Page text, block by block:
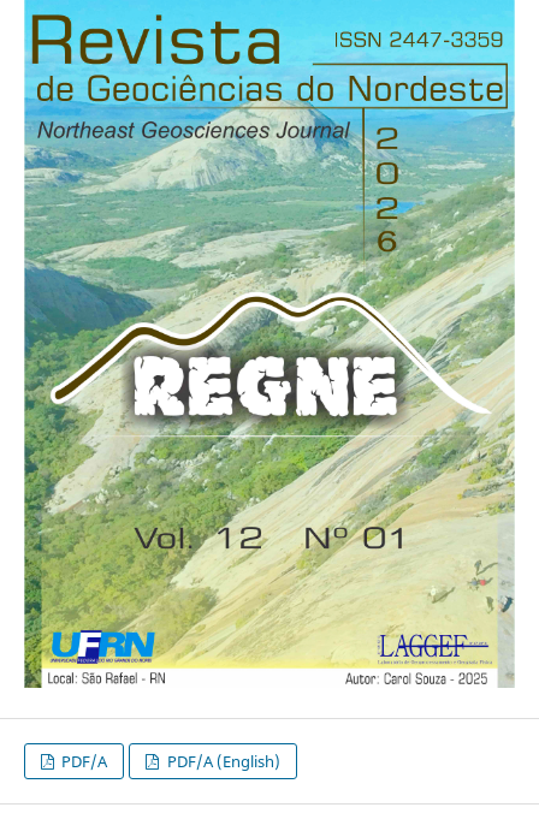
PDF/A PDF/A (English)